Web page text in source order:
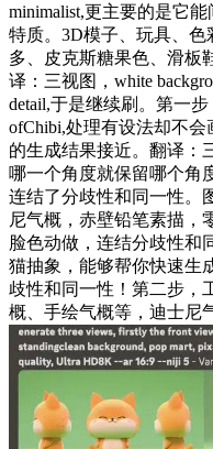
minimalist,更主要的是它
特质。3D模子、玩具、
多、皮克斯糖果色、滑板
译：三视图，white
detail,于是继续刷。第一
ofChibi,处理有设法却不
的生成结果接近。翻译：
哪一个角度就保留哪个角
连结了分歧性和同一性。
尼气概，赤壁铅笔素描，
脸色动做，连结分歧性和
猫抽象，能够帮你快速生
歧性和同一性！第二步，
概、手绘气概等，迪士尼